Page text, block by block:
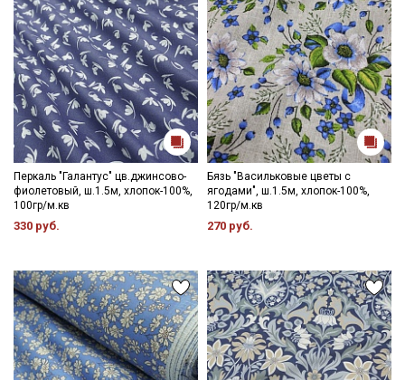
Перкаль "Галантус" цв.джинсово-
фиолетовый, ш.1.5м, хлопок-100%,
100гр/м.кв
330 руб.
Бязь "Васильковые цветы с
ягодами", ш.1.5м, хлопок-100%,
120гр/м.кв
270 руб.